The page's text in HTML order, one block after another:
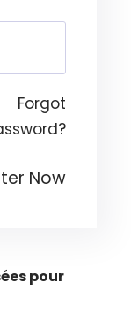
Forgot
Now
pour